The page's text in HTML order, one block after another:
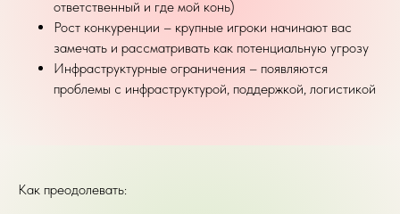
ответственный и где мой конь)
Рост конкуренции – крупные игроки начинают вас
замечать и рассматривать как потенциальную угрозу
Инфраструктурные ограничения – появляются
проблемы с инфраструктурой, поддержкой, логистикой
Как преодолевать: